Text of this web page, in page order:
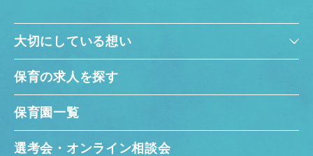
大切にしている想い
保育の求人を探す
保育園一覧
選考会・オンライン相談会